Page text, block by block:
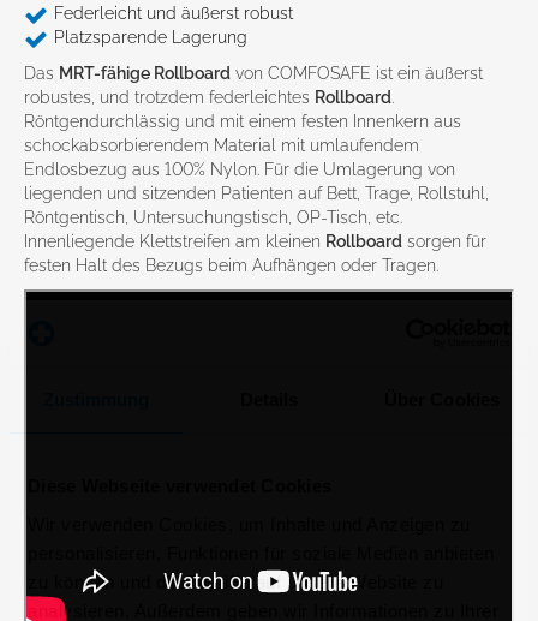
zu können und die Zugriffe auf unsere Website zu
analysieren. Außerdem geben wir Informationen zu Ihrer
Federleicht und äußerst robust
Platzsparende Lagerung
Das MRT-fähige Rollboard von COMFOSAFE ist ein äußerst
robustes, und trotzdem federleichtes Rollboard
Röntgendurchlässig und mit einem festen Innenkern aus
schockabsorbierendem Material mit umlaufendem
Endlosbezug aus 100% Nylon. Für die Umlagerung von
liegenden und sitzenden Patienten auf Bett, Trage, Rollstuhl,
Röntgentisch, Untersuchungstisch, OP-Tisch, etc.
Innenliegende Klettstreifen am kleinen Rollboard sorgen für
festen Halt des Bezugs beim Aufhängen oder Tragen.